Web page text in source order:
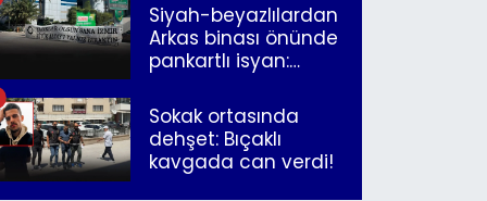
Siyah-beyazlılardan
Arkas binası önünde
pankartlı isyan:
İzmir"
Sokak ortasında
dehşet: Bıçaklı
kavgada can verdi!